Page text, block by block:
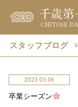
スタッフブログ
2023.03.06
卒業シーズン